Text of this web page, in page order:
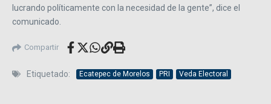
lucrando políticamente con la necesidad de la gente”, dice el
comunicado.
Compartir
Etiquetado: Ecatepec de Morelos PRI Veda Electoral